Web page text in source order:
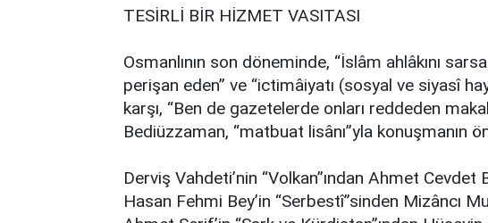
TESİRLİ BİR HİZMET VASITASI
Osmanlının son döneminde, “İslâm ahlâkını
perişan eden” ve “ictimâiyatı (sosyal ve siyasî
karşı, “Ben de gazetelerde onları reddeden
Bediüzzaman, “matbuat lisânı”yla konuşmanın
Derviş Vahdeti’nin “Volkan”ından Ahmet Cevdet
Hasan Fehmi Bey’in “Serbestî”sinden Mizâncı